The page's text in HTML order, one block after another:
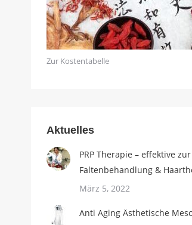
Zur Kostentabelle
Aktuelles
PRP Therapie – effektive zur
Faltenbehandlung &
März 5, 2022
Anti Aging Ästhetische